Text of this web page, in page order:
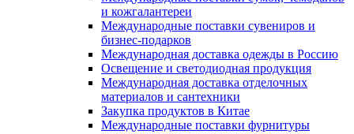
и кожгалантереи
Международные поставки сувениров и
бизнес-подарков
Международная доставка одежды в Россию
Освещение и светодиодная продукция
Международная доставка отделочных
материалов и сантехники
Закупка продуктов в Китае
Международные поставки фурнитуры